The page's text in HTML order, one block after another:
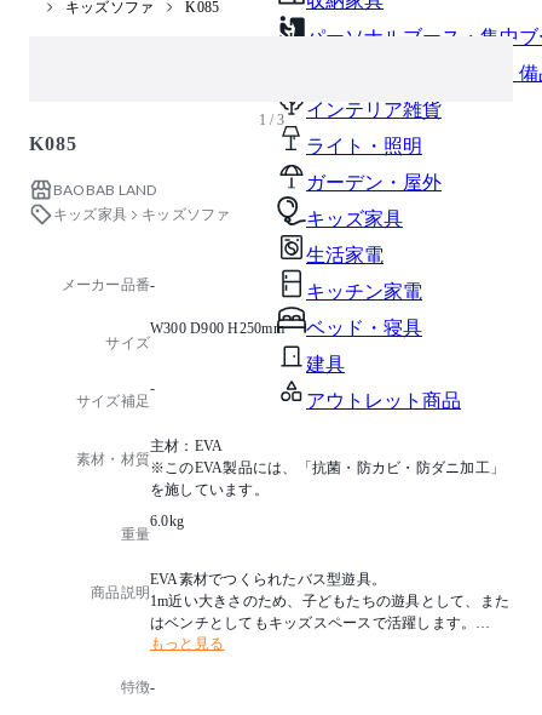
パーソナルブース・集中
オフィスアクセサリー・
インテリア雑貨
ライト・照明
ガーデン・屋外
キッズ家具
生活家電
キッチン家電
ベッド・寝具
建具
アウトレット商品
キッズソファ K085
1 / 3
K085
BAOBAB LAND
キッズ家具
キッズソファ
メーカー品番-
サイズ
W300 D900 H250mm
サイズ補足
-
素材・材質
主材：EVA
※このEVA製品には、「抗菌・防カビ・防ダニ加工」
を施しています。
重量
6.0kg
商品説明
EVA素材でつくられたバス型遊具。
1m近い大きさのため、子どもたちの遊具として、また
はベンチとしてもキッズスペースで活躍します。
もっと見る
特徴-